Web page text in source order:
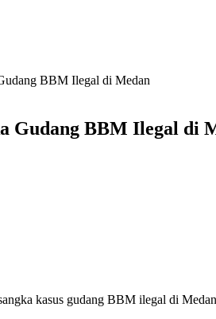
BBM Ilegal di Medan
Gudang BBM Ilegal di
kasus gudang BBM ilegal di